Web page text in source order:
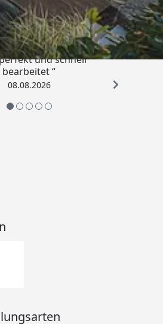
4,81/ 5
und schnell
bearbeitet “
08.08.2026